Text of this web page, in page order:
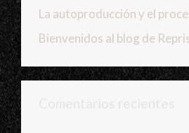
La autoproducción y el
Bienvenidos al blog de